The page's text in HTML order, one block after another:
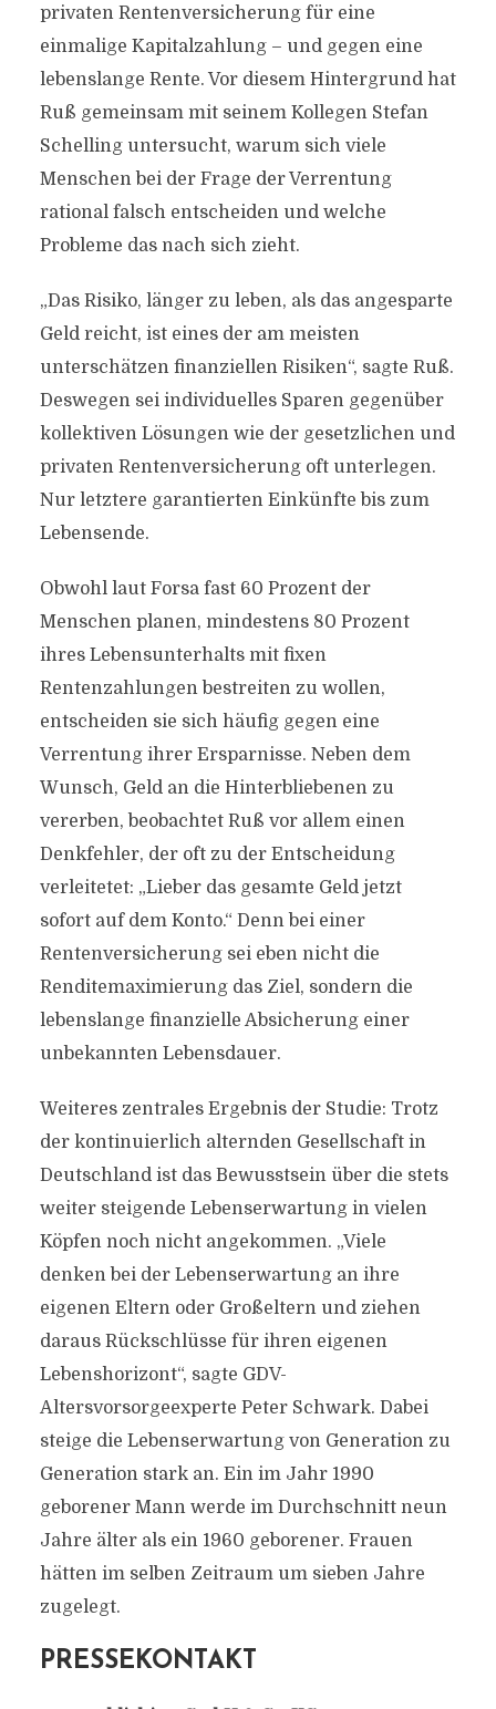
privaten Rentenversicherung für eine
einmalige Kapitalzahlung – und gegen eine
lebenslange Rente. Vor diesem Hintergrund hat
Ruß gemeinsam mit seinem Kollegen Stefan
Schelling untersucht, warum sich viele
Menschen bei der Frage der Verrentung
rational falsch entscheiden und welche
Probleme das nach sich zieht.
„Das Risiko, länger zu leben, als das angesparte
Geld reicht, ist eines der am meisten
unterschätzen finanziellen Risiken“, sagte Ruß.
Deswegen sei individuelles Sparen gegenüber
kollektiven Lösungen wie der gesetzlichen und
privaten Rentenversicherung oft unterlegen.
Nur letztere garantierten Einkünfte bis zum
Lebensende.
Obwohl laut Forsa fast 60 Prozent der
Menschen planen, mindestens 80 Prozent
ihres Lebensunterhalts mit fixen
Rentenzahlungen bestreiten zu wollen,
entscheiden sie sich häufig gegen eine
Verrentung ihrer Ersparnisse. Neben dem
Wunsch, Geld an die Hinterbliebenen zu
vererben, beobachtet Ruß vor allem einen
Denkfehler, der oft zu der Entscheidung
verleitetet: „Lieber das gesamte Geld jetzt
sofort auf dem Konto.“ Denn bei einer
Rentenversicherung sei eben nicht die
Renditemaximierung das Ziel, sondern die
lebenslange finanzielle Absicherung einer
unbekannten Lebensdauer.
Weiteres zentrales Ergebnis der Studie: Trotz
der kontinuierlich alternden Gesellschaft in
Deutschland ist das Bewusstsein über die stets
weiter steigende Lebenserwartung in vielen
Köpfen noch nicht angekommen. „Viele
denken bei der Lebenserwartung an ihre
eigenen Eltern oder Großeltern und ziehen
daraus Rückschlüsse für ihren eigenen
Lebenshorizont“, sagte GDV-
Altersvorsorgeexperte Peter Schwark. Dabei
steige die Lebenserwartung von Generation zu
Generation stark an. Ein im Jahr 1990
geborener Mann werde im Durchschnitt neun
Jahre älter als ein 1960 geborener. Frauen
hätten im selben Zeitraum um sieben Jahre
zugelegt.
PRESSEKONTAKT